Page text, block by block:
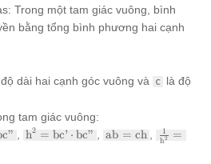
Trong một tam giác vuông, bình
bằng tổng bình phương hai cạnh
dài hai cạnh góc vuông và c là độ
tam giác vuông:
\text{h}^2
h2 = bc’ ⋅ bc”
\text{ab}
ab = ch
\frac{1}
h2
1 =